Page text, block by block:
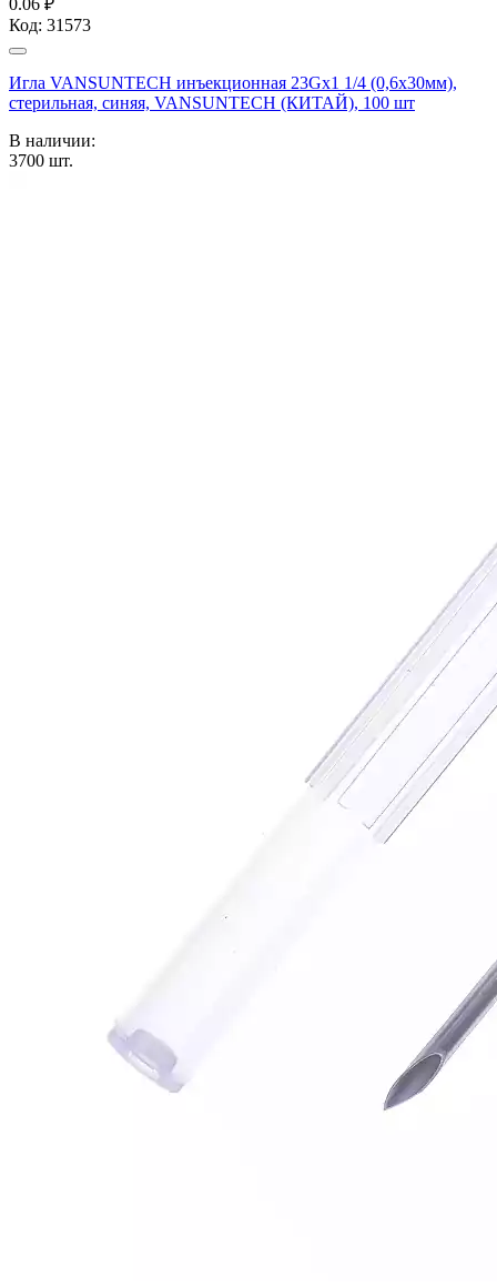
Код: 31573
Игла VANSUNTECH инъекционная 23Gх1 1/4 (0,6х30мм),
стерильная, синяя, VANSUNTECH (КИТАЙ), 100 шт
В наличии:
3700 шт.